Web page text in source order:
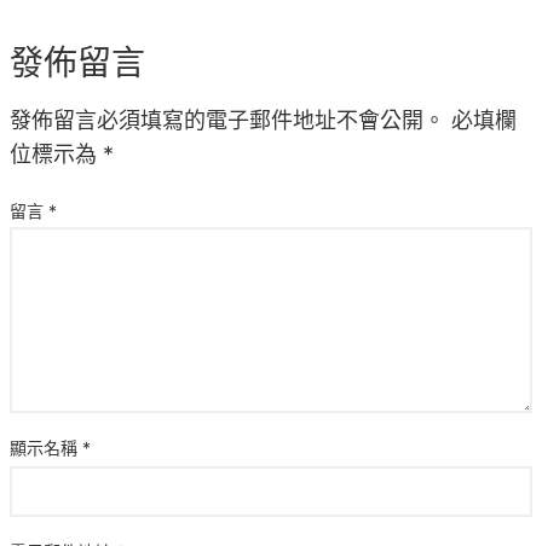
發佈留言
發佈留言必須填寫的電子郵件地址不會公開。 必填欄
位標示為 *
留言 *
顯示名稱 *